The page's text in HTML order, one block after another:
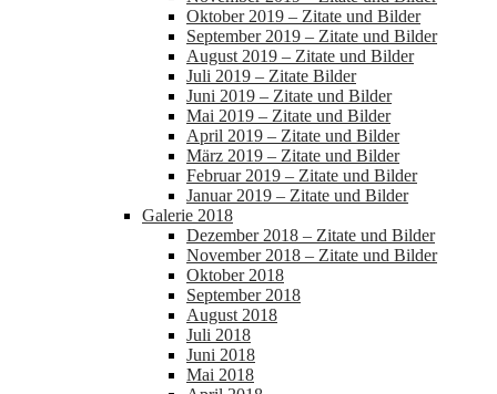
Oktober 2019 – Zitate und Bilder
September 2019 – Zitate und Bilder
August 2019 – Zitate und Bilder
Juli 2019 – Zitate Bilder
Juni 2019 – Zitate und Bilder
Mai 2019 – Zitate und Bilder
April 2019 – Zitate und Bilder
März 2019 – Zitate und Bilder
Februar 2019 – Zitate und Bilder
Januar 2019 – Zitate und Bilder
Galerie 2018
Dezember 2018 – Zitate und Bilder
November 2018 – Zitate und Bilder
Oktober 2018
September 2018
August 2018
Juli 2018
Juni 2018
Mai 2018